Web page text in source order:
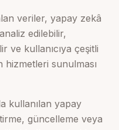
veriler, yapay zekâ
edilebilir,
ve kullanıcıya çeşitli
sunulması
kullanılan yapay
güncelleme veya